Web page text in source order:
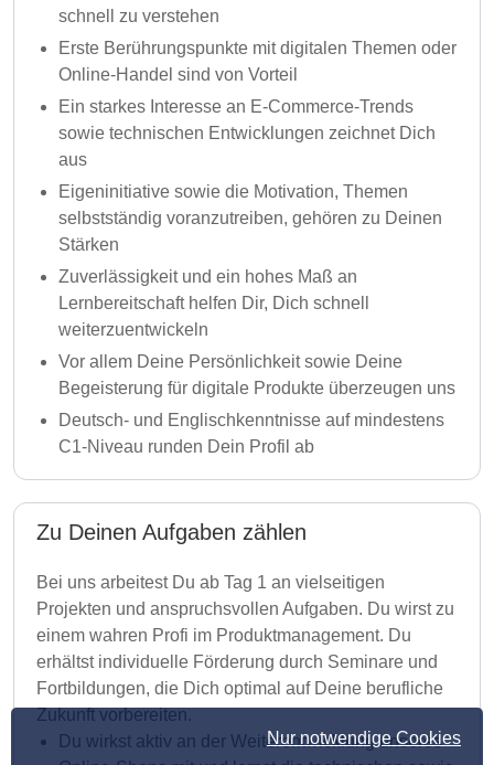
Nur notwendige Cookies
schnell zu verstehen
Erste Berührungspunkte mit digitalen Themen oder
Online-Handel sind von Vorteil
Ein starkes Interesse an E-Commerce-Trends
sowie technischen Entwicklungen zeichnet Dich
aus
Eigeninitiative sowie die Motivation, Themen
selbstständig voranzutreiben, gehören zu Deinen
Stärken
Zuverlässigkeit und ein hohes Maß an
Lernbereitschaft helfen Dir, Dich schnell
weiterzuentwickeln
Vor allem Deine Persönlichkeit sowie Deine
Begeisterung für digitale Produkte überzeugen uns
Deutsch- und Englischkenntnisse auf mindestens
C1-Niveau runden Dein Profil ab
Zu Deinen Aufgaben zählen
Bei uns arbeitest Du ab Tag 1 an vielseitigen
Projekten und anspruchsvollen Aufgaben. Du wirst zu
einem wahren Profi im Produktmanagement. Du
erhältst individuelle Förderung durch Seminare und
Fortbildungen, die Dich optimal auf Deine berufliche
Zukunft vorbereiten.
Du wirkst aktiv an der Weiterentwicklung unseres